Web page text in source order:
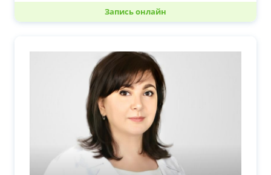
Запись онлайн